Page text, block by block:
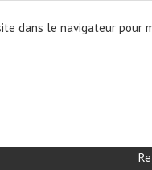
dans le navigateur pour